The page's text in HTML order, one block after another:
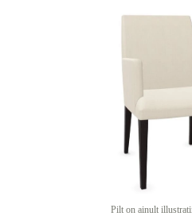
Pilt on ainult